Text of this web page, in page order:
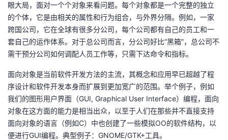
的
课
程
我
的
认
证
我
的
实
验
我
的
收
藏
技
术
支
持
的
云
声
建
议
眼大局，面对一个个对象来看问题。每个对象都是一个完整的独立
的个体，它是由相关的属性和行为组合，与外界分隔。例如，一家
跨国公司，它在全球有很多分公司，每个公司都有自己的员工和一
套自己的运作体系。对于总公司而言，分公司好比“黑箱”，总公司不
需干预分公司如何调配人员工作等，只需下达命令和指标。
面向对象是当前软件开发方法的主流，其概念和应用早已超越了程
序设计和软件开发本身而扩展到更加宽广的范围。举个例子，例如
我们的图形用户界面（GUI, Graphical User Interface）编程，面向
对象在这方面的能力是相当出众，以至于人们在那些并不直接支持
面向对象的语言（例如C）中也创建了一些模拟OO的软件结构，以
便进行GUI编程。典型例子：GNOME/GTK+工具。